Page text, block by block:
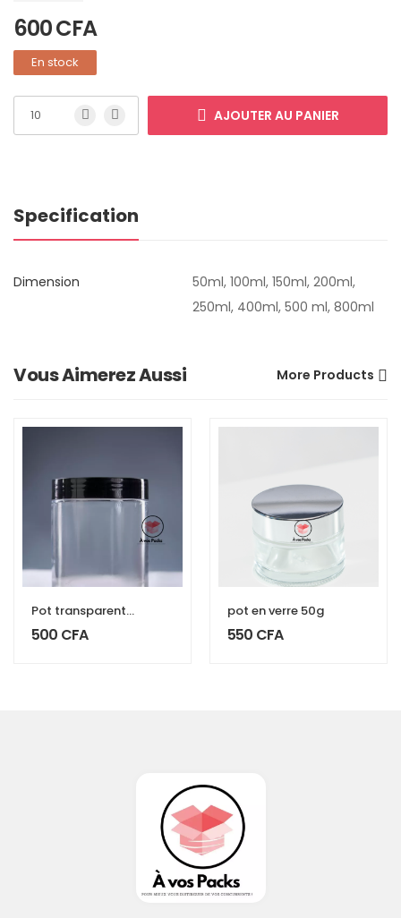
600CFA
En stock
AJOUTER AU PANIER
Specification
Dimension
50ml, 100ml, 150ml, 200ml,
250ml, 400ml, 500 ml, 800ml
Vous Aimerez Aussi More Products
Pot transparent
couvercle noir
500 CFA
pot en verre 50g
550 CFA